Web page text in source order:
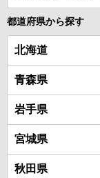
都道府県から探す
北海道
青森県
岩手県
宮城県
秋田県